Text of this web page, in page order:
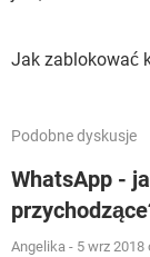
Jak zablokować
Podobne dyskusje
WhatsApp -
Angelika - 5 wrz 2018